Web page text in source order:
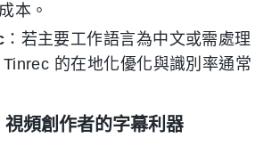
本。
：若主要工作語言為中文或需處理
的在地化優化與識別率通常
頻創作者的字幕利器